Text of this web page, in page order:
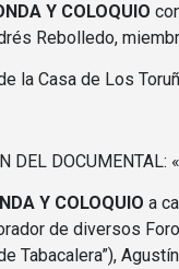
Y COLOQUIO
Rebolledo,
la Casa de Los
DEL DOCUMENTAL: «
Y COLOQUIO a
de diversos
Tabacalera”),